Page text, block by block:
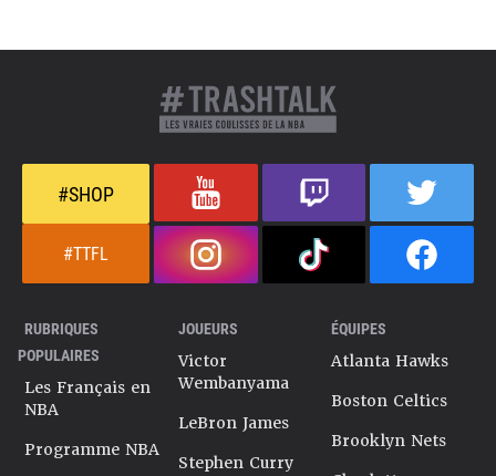
#SHOP
#TTFL
RUBRIQUES
POPULAIRES
Les Français en
NBA
Programme NBA
JOUEURS
Victor
Wembanyama
LeBron James
Stephen Curry
ÉQUIPES
Atlanta Hawks
Boston Celtics
Brooklyn Nets